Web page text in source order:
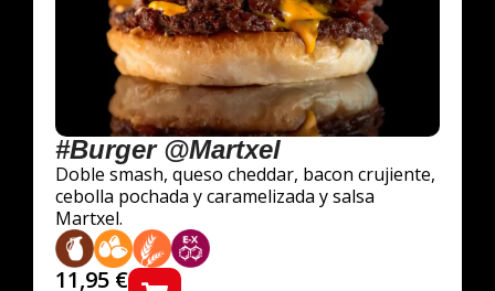
#Burger @Martxel
Doble smash, queso cheddar, bacon crujiente,
cebolla pochada y caramelizada y salsa
Martxel.
11,95 €